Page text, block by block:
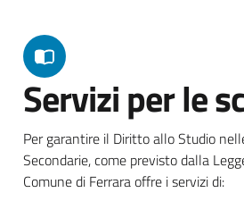
Servizi per le
Per garantire il Diritto allo Studio
Secondarie, come previsto dalla
Comune di Ferrara offre i servizi di: